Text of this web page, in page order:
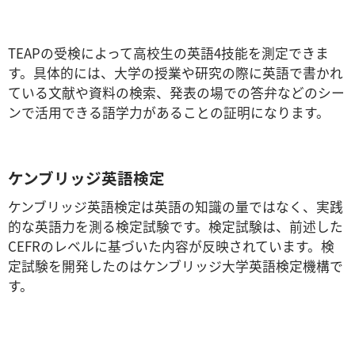
TEAPの受検によって高校生の英語4技能を測定できま
す。具体的には、大学の授業や研究の際に英語で書かれ
ている文献や資料の検索、発表の場での答弁などのシー
ンで活用できる語学力があることの証明になります。
ケンブリッジ英語検定
ケンブリッジ英語検定は英語の知識の量ではなく、実践
的な英語力を測る検定試験です。検定試験は、前述した
CEFRのレベルに基づいた内容が反映されています。検
定試験を開発したのはケンブリッジ大学英語検定機構で
す。